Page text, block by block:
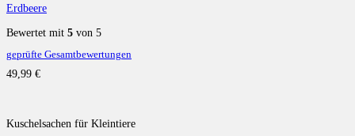
Erdbeere
Bewertet mit 5 von 5
geprüfte Gesamtbewertungen
49,99 €
Kuschelsachen für Kleintiere